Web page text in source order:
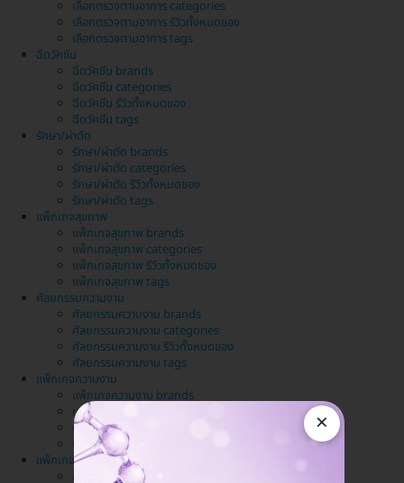
เลือกตรวจตามอาการ categories
เลือกตรวจตามอาการ รีวิวทั้งหมดของ
เลือกตรวจตามอาการ tags
ฉีดวัคซีน
ฉีดวัคซีน brands
ฉีดวัคซีน categories
ฉีดวัคซีน รีวิวทั้งหมดของ
ฉีดวัคซีน tags
รักษา/ผ่าตัด
รักษา/ผ่าตัด brands
รักษา/ผ่าตัด categories
รักษา/ผ่าตัด รีวิวทั้งหมดของ
รักษา/ผ่าตัด tags
แพ็กเกจสุขภาพ
แพ็กเกจสุขภาพ brands
แพ็กเกจสุขภาพ categories
แพ็กเกจสุขภาพ รีวิวทั้งหมดของ
แพ็กเกจสุขภาพ tags
ศัลยกรรมความงาม
ศัลยกรรมความงาม brands
ศัลยกรรมความงาม categories
ศัลยกรรมความงาม รีวิวทั้งหมดของ
ศัลยกรรมความงาม tags
แพ็กเกจความงาม
แพ็กเกจความงาม brands
แพ็กเกจความงาม categories
แพ็กเกจความงาม รีวิวทั้งหมดของ
แพ็กเกจความงาม tags
แพ็กเกจทำฟัน
แพ็กเกจทำฟัน brands
×